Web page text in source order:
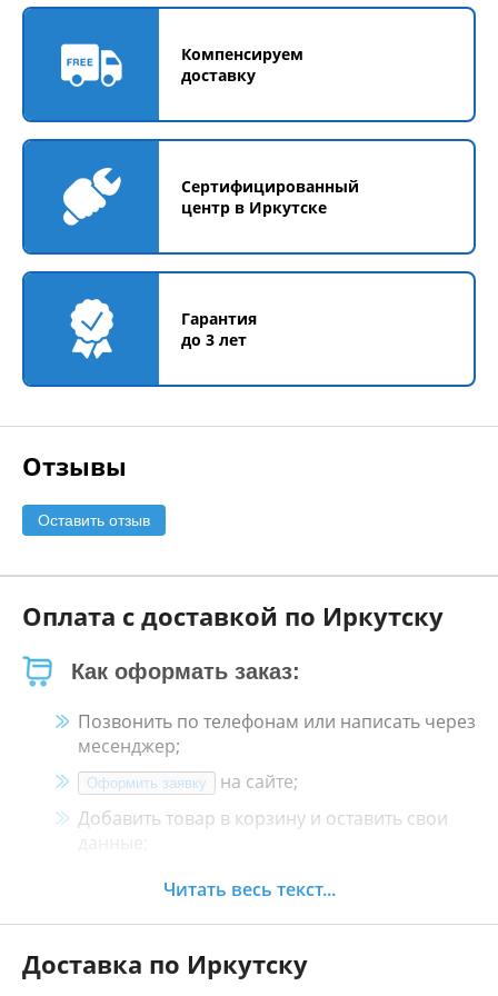
Компенсируем
доставку
Сертифицированный
центр в Иркутске
Гарантия
до 3 лет
Отзывы
Оставить отзыв
Оплата с доставкой по Иркутску
Как оформать заказ:
Позвонить по телефонам или написать через
месенджер;
Оформить заявку
на сайте;
Добавить товар в корзину и оставить свои
данные;
Менеджер свяжется с Вами в течение 30
Как оплатить:
Читать весь текст...
Доставка по Иркутску